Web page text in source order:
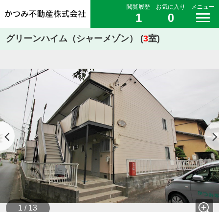
閲覧履歴
1
お気に入り
0
メニュー
グリーンハイム（シャーメゾン） (3室)
1 / 13